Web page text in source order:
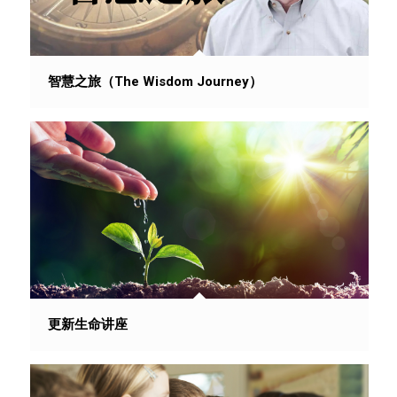
智慧之旅（The Wisdom Journey）
更新生命讲座